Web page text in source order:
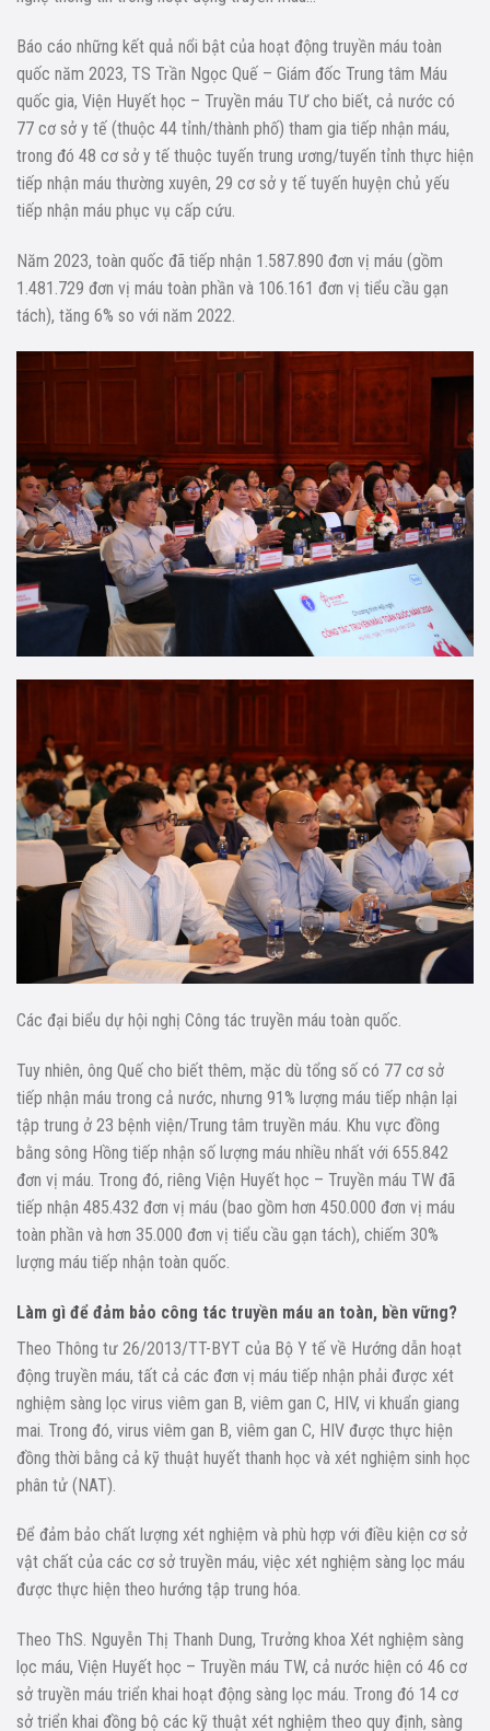
Báo cáo những kết quả nổi bật của hoạt động truyền máu toàn
quốc năm 2023, TS Trần Ngọc Quế – Giám đốc Trung tâm Máu
quốc gia, Viện Huyết học – Truyền máu TƯ cho biết, cả nước có
77 cơ sở y tế (thuộc 44 tỉnh/thành phố) tham gia tiếp nhận máu,
trong đó 48 cơ sở y tế thuộc tuyến trung ương/tuyến tỉnh thực hiện
tiếp nhận máu thường xuyên, 29 cơ sở y tế tuyến huyện chủ yếu
tiếp nhận máu phục vụ cấp cứu.
Năm 2023, toàn quốc đã tiếp nhận 1.587.890 đơn vị máu (gồm
1.481.729 đơn vị máu toàn phần và 106.161 đơn vị tiểu cầu gạn
tách), tăng 6% so với năm 2022.
Các đại biểu dự hội nghị Công tác truyền máu toàn quốc.
Tuy nhiên, ông Quế cho biết thêm, mặc dù tổng số có 77 cơ sở
tiếp nhận máu trong cả nước, nhưng 91% lượng máu tiếp nhận lại
tập trung ở 23 bệnh viện/Trung tâm truyền máu. Khu vực đồng
bằng sông Hồng tiếp nhận số lượng máu nhiều nhất với 655.842
đơn vị máu. Trong đó, riêng Viện Huyết học – Truyền máu TW đã
tiếp nhận 485.432 đơn vị máu (bao gồm hơn 450.000 đơn vị máu
toàn phần và hơn 35.000 đơn vị tiểu cầu gạn tách), chiếm 30%
lượng máu tiếp nhận toàn quốc.
Làm gì để đảm bảo công tác truyền máu an toàn, bền vững?
Theo Thông tư 26/2013/TT-BYT của Bộ Y tế về Hướng dẫn hoạt
động truyền máu, tất cả các đơn vị máu tiếp nhận phải được xét
nghiệm sàng lọc virus viêm gan B, viêm gan C, HIV, vi khuẩn giang
mai. Trong đó, virus viêm gan B, viêm gan C, HIV được thực hiện
đồng thời bằng cả kỹ thuật huyết thanh học và xét nghiệm sinh học
phân tử (NAT).
Để đảm bảo chất lượng xét nghiệm và phù hợp với điều kiện cơ sở
vật chất của các cơ sở truyền máu, việc xét nghiệm sàng lọc máu
được thực hiện theo hướng tập trung hóa.
Theo ThS. Nguyễn Thị Thanh Dung, Trưởng khoa Xét nghiệm sàng
lọc máu, Viện Huyết học – Truyền máu TW, cả nước hiện có 46 cơ
sở truyền máu triển khai hoạt động sàng lọc máu. Trong đó 14 cơ
sở triển khai đồng bộ các kỹ thuật xét nghiệm theo quy định, sàng